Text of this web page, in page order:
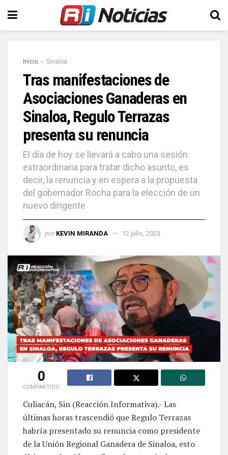
Inicio Sinaloa
Tras manifestaciones de
Asociaciones Ganaderas en
Sinaloa, Regulo Terrazas
presenta su renuncia
El día de hoy se llevará a cabo una sesión
extraordinaria para tratar dicho asunto, es
decir, la renuncia y en espera a la propuesta
del gobernador Rocha para la elección de un
nuevo dirigente
por KEVIN MIRANDA 12 julio, 2023
0
COMPARTIDO
Culiacán, Sin (Reacción Informativa).- Las
últimas horas trascendió que Regulo Terrazas
habría presentado su renuncia como presidente
de la Unión Regional Ganadera de Sinaloa, esto